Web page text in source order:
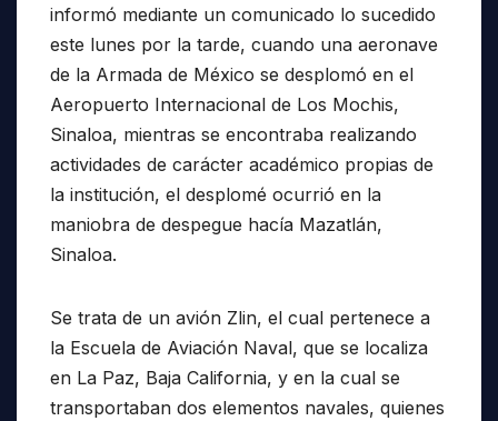
informó mediante un comunicado lo sucedido
este lunes por la tarde, cuando una aeronave
de la Armada de México se desplomó en el
Aeropuerto Internacional de Los Mochis,
Sinaloa, mientras se encontraba realizando
actividades de carácter académico propias de
la institución, el desplomé ocurrió en la
maniobra de despegue hacía Mazatlán,
Sinaloa.
Se trata de un avión Zlin, el cual pertenece a
la Escuela de Aviación Naval, que se localiza
en La Paz, Baja California, y en la cual se
transportaban dos elementos navales, quienes